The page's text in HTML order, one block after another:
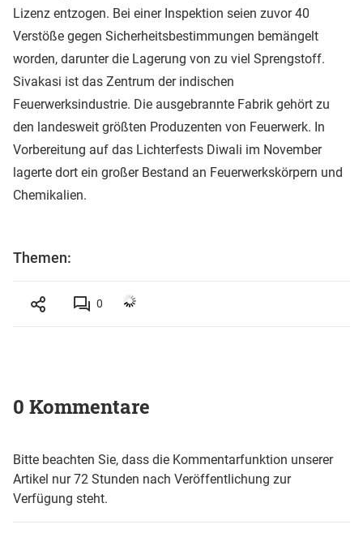
Lizenz entzogen. Bei einer Inspektion seien zuvor 40
Verstöße gegen Sicherheitsbestimmungen bemängelt
worden, darunter die Lagerung von zu viel Sprengstoff.
Sivakasi ist das Zentrum der indischen
Feuerwerksindustrie. Die ausgebrannte Fabrik gehört zu
den landesweit größten Produzenten von Feuerwerk. In
Vorbereitung auf das Lichterfests Diwali im November
lagerte dort ein großer Bestand an Feuerwerkskörpern und
Chemikalien.
Themen:
0
0 Kommentare
Bitte beachten Sie, dass die Kommentarfunktion unserer
Artikel nur 72 Stunden nach Veröffentlichung zur
Verfügung steht.